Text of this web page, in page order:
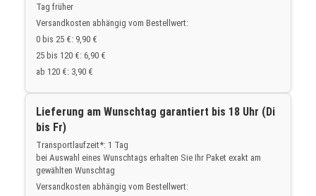
Tag früher
Versandkosten abhängig vom Bestellwert:
0 bis 25 €: 9,90 €
25 bis 120 €: 6,90 €
ab 120 €: 3,90 €
Lieferung am Wunschtag garantiert bis 18 Uhr (Di
bis Fr)
Transportlaufzeit*: 1 Tag
bei Auswahl eines Wunschtags erhalten Sie Ihr Paket exakt am
gewählten Wunschtag
Versandkosten abhängig vom Bestellwert: